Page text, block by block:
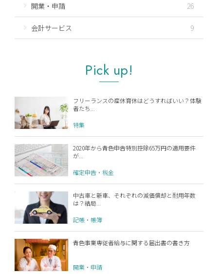
開業・申請 26
会計サービス 9
Pick up!
フリーランスの産休育休はどうすればいい？体験
者たち...
特集
2020年から青色申告特別控除65万円の適用要件
が...
確定申告・税金
中古車と新車、それぞれの減価償却と耐用年数
は？結局...
記帳・帳簿
青色事業専従者給与に関する届出書の書き方
開業・申請